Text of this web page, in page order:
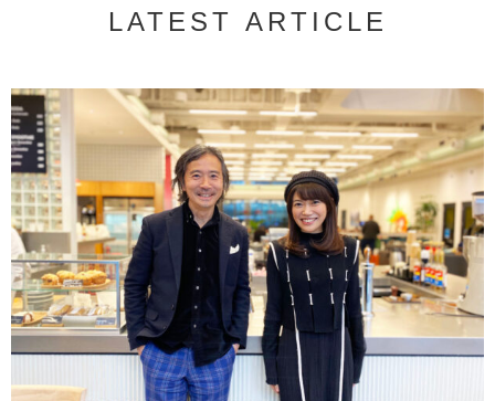
LATEST ARTICLE